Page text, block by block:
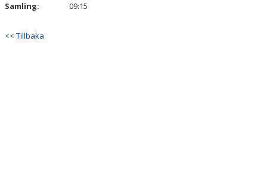
Samling:
09:15
<< Tillbaka